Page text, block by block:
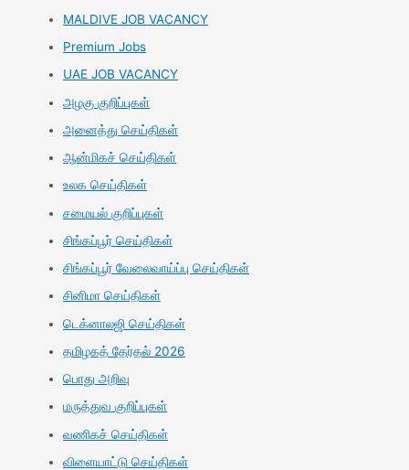
MALDIVE JOB VACANCY
Premium Jobs
UAE JOB VACANCY
அழகு குறிப்புகள்
அனைத்து செய்திகள்
ஆன்மிகச் செய்திகள்
உலக செய்திகள்
சமையல் குறிப்புகள்
சிங்கப்பூர் செய்திகள்
சிங்கப்பூர் வேலைவாய்ப்பு செய்திகள்
சினிமா செய்திகள்
டெக்னாலஜி செய்திகள்
தமிழகத் தேர்தல் 2026
பொது அறிவு
மருத்துவ குறிப்புகள்
வணிகச் செய்திகள்
விளையாட்டு செய்திகள்